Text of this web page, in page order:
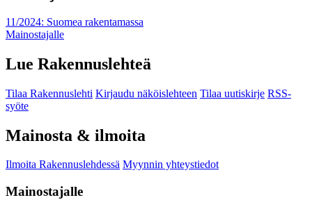
11/2024: Suomea rakentamassa
Mainostajalle
Lue Rakennuslehteä
Tilaa Rakennuslehti Kirjaudu näköislehteen Tilaa uutiskirje RSS-
syöte
Mainosta & ilmoita
Ilmoita Rakennuslehdessä Myynnin yhteystiedot
Mainostajalle